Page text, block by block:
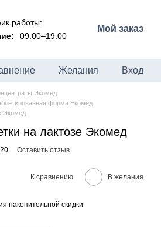
работы:
09:00–19:00
Мой заказ
Желания Вход
Экомед
форма Екомед
Экомед
на лактозе Экомед
Оставить отзыв
К сравнению В желания
накопительной скидки